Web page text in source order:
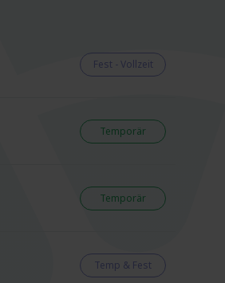
Fest - Vollzeit
Temporär
Temporär
Temp & Fest